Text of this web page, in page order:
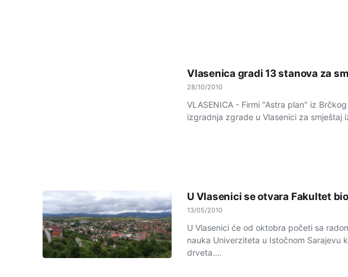
Vlasenica gradi 13 stanova za
28/10/2010
VLASENICA - Firmi "Astra plan" iz
izgradnja zgrade u Vlasenici za smještaj
U Vlasenici se otvara Fakultet
13/05/2010
U Vlasenici će od oktobra početi sa
nauka Univerziteta u Istočnom Sarajevu
drveta....